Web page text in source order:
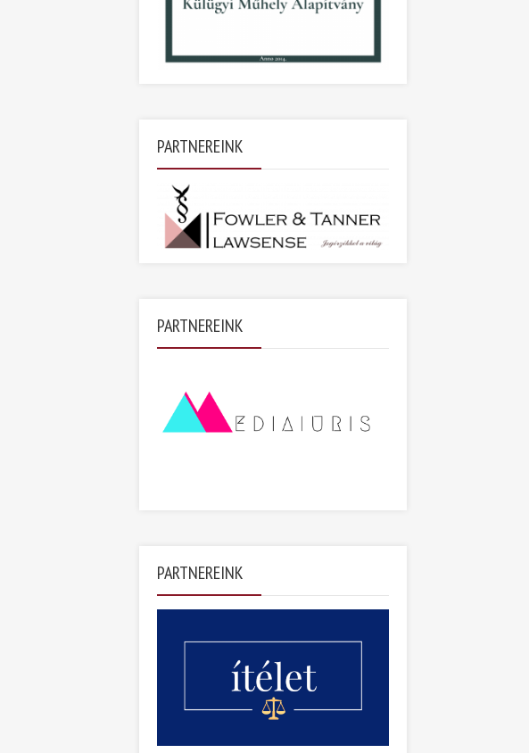
PARTNEREINK
PARTNEREINK
PARTNEREINK